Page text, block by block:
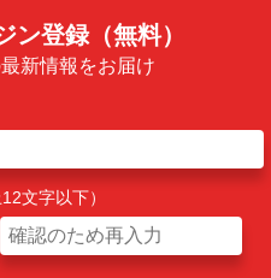
ン登録（無料）
新情報をお届け
文字以下）